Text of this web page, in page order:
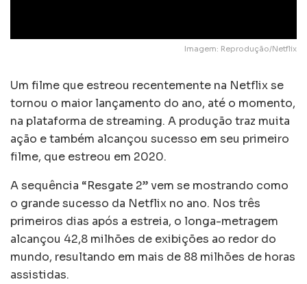
Imagem: Reprodução/Netflix
Um filme que estreou recentemente na Netflix se
tornou o maior lançamento do ano, até o momento,
na plataforma de streaming. A produção traz muita
ação e também alcançou sucesso em seu primeiro
filme, que estreou em 2020.
A sequência “Resgate 2” vem se mostrando como
o grande sucesso da Netflix no ano. Nos três
primeiros dias após a estreia, o longa-metragem
alcançou 42,8 milhões de exibições ao redor do
mundo, resultando em mais de 88 milhões de horas
assistidas.